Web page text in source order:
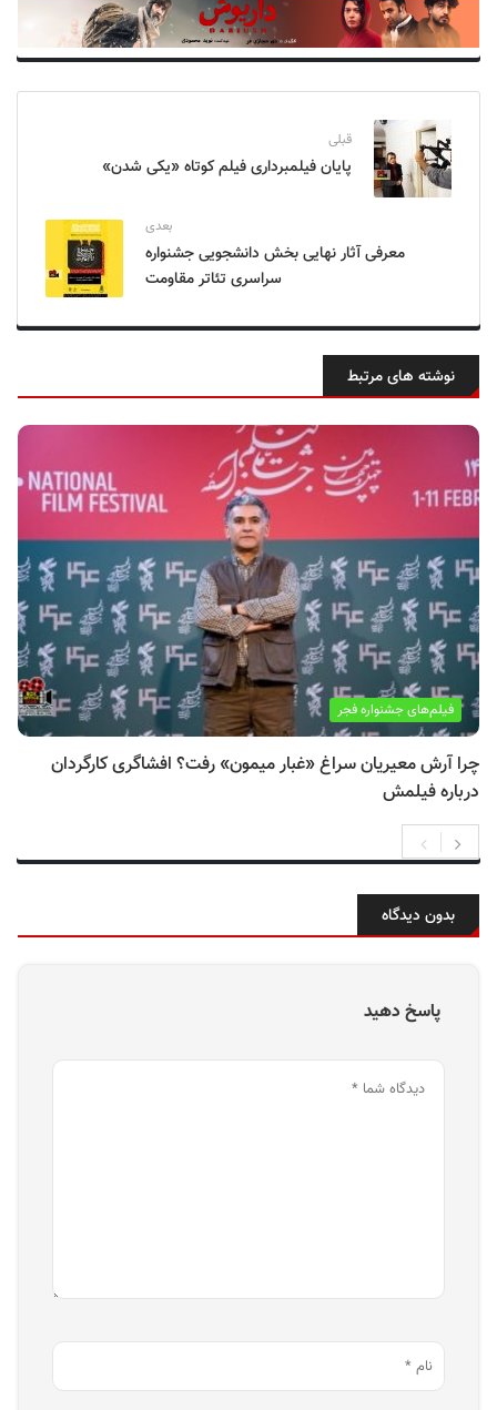
قبلی
پایان فیلمبرداری فیلم کوتاه «یکی شدن»
بعدی
معرفی آثار نهایی بخش دانشجویی جشنواره
سراسری تئاتر مقاومت
نوشته های مرتبط
فیلم‌های جشنواره فجر
چرا آرش معیریان سراغ «غبار میمون» رفت؟ افشاگری کارگردان
درباره فیلمش
بدون دیدگاه
پاسخ دهید